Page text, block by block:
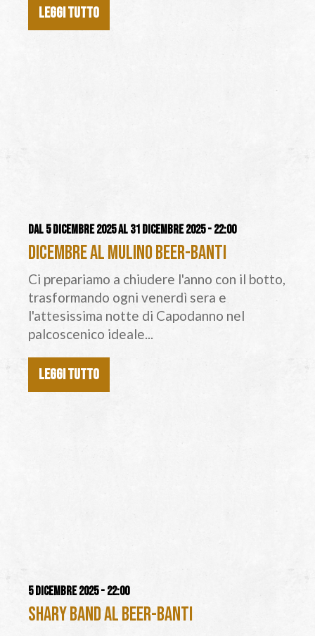
LEGGI TUTTO
Dal 5 dicembre 2025 al 31 dicembre 2025 - 22:00
Dicembre al Mulino Beer-Banti
Ci prepariamo a chiudere l'anno con il botto,
trasformando ogni venerdì sera e
l'attesissima notte di Capodanno nel
palcoscenico ideale...
LEGGI TUTTO
5 dicembre 2025 - 22:00
Shary Band al Beer-Banti